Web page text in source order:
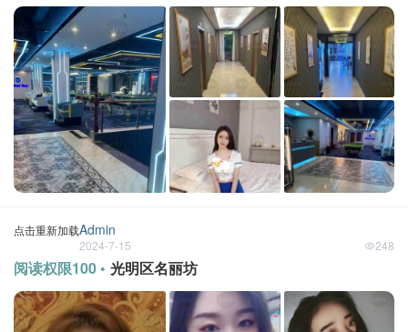
点击重新加载Admin
2024-7-15 248
阅读权限100 • 光明区名丽坊